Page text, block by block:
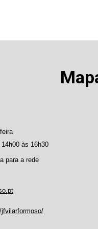
às 16h30
para a rede